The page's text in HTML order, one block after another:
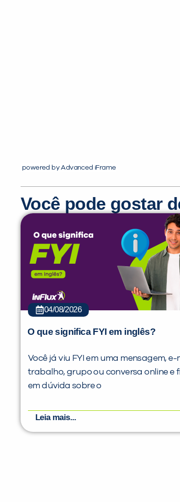
powered by Advanced iFrame
Você pode gostar
04/08/2026
O que significa FYI em inglês?
Você já viu FYI em uma mensagem, e-
trabalho, grupo ou conversa online e
em dúvida sobre o
Leia mais...